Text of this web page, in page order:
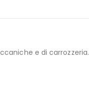
e di carrozzeria.